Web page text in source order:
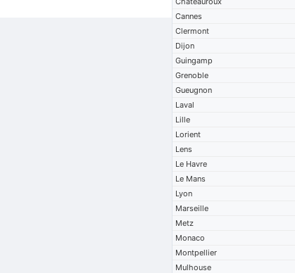
Cannes
Clermont
Dijon
Guingamp
Grenoble
Gueugnon
Laval
Lille
Lorient
Lens
Le Havre
Le Mans
Lyon
Marseille
Metz
Monaco
Montpellier
Mulhouse